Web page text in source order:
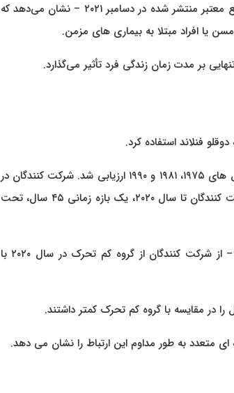
بیماری‌های قلبی عروقی را نشان می‌دهد، برخی تحقیقات قبلی – مانند این مطالعه منبع معتبر منتشر شده در دسامبر ۲۰۲۱ – نشان می‌دهد که
افراد مبتلا به بیماری های مزمن.
بر مدت زمان زندگی فرد تأثیر می‌گذارد.
میزان فعالیت بدنی شرکت کنندگان در مطالعه از طریق پرسشنامه های داده شده در سال های ۱۹۷۵، ۱۹۸۱ و ۱۹۹۰ ارزیابی شد. شرکت کنندگان در
چهار گروه بی تحرک، متوسط فعال، فعال و بسیار فعال قرار گرفتند. و مرگ و میر شرکت کنندگان تا سال ۲۰۲۰، یک بازه زمانی ۴۵ سال، تحت
در پایان مطالعه، Kankaanpää و تیم او دریافتند که بیش از یک سوم – تقریباً ۴۰٪ – از شرکت کنندگان از گروه کم تحرک در سال ۲۰۲۰ با